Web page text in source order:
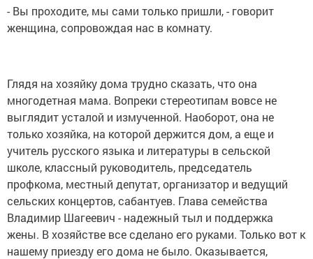
- Вы проходите, мы сами только пришли, - говорит
женщина, сопровождая нас в комнату.
Глядя на хозяйку дома трудно сказать, что она
многодетная мама. Вопреки стереотипам вовсе не
выглядит усталой и измученной. Наоборот, она не
только хозяйка, на которой держится дом, а еще и
учитель русского языка и литературы в сельской
школе, классный руководитель, председатель
профкома, местный депутат, организатор и ведущий
сельских концертов, сабантуев. Глава семейства
Владимир Шагеевич - надежный тыл и поддержка
жены. В хозяйстве все сделано его руками. Только вот к
нашему приезду его дома не было. Оказывается,